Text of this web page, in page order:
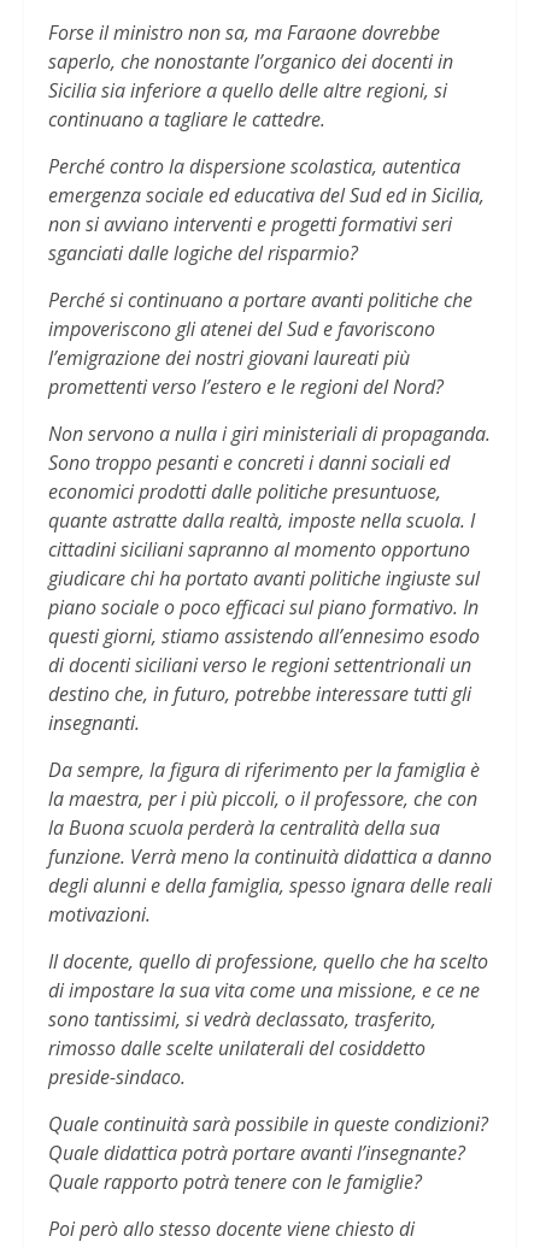
Forse il ministro non sa, ma Faraone dovrebbe
saperlo, che nonostante l’organico dei docenti in
Sicilia sia inferiore a quello delle altre regioni, si
continuano a tagliare le cattedre.
Perché contro la dispersione scolastica, autentica
emergenza sociale ed educativa del Sud ed in Sicilia,
non si avviano interventi e progetti formativi seri
sganciati dalle logiche del risparmio?
Perché si continuano a portare avanti politiche che
impoveriscono gli atenei del Sud e favoriscono
l’emigrazione dei nostri giovani laureati più
promettenti verso l’estero e le regioni del Nord?
Non servono a nulla i giri ministeriali di propaganda.
Sono troppo pesanti e concreti i danni sociali ed
economici prodotti dalle politiche presuntuose,
quante astratte dalla realtà, imposte nella scuola. I
cittadini siciliani sapranno al momento opportuno
giudicare chi ha portato avanti politiche ingiuste sul
piano sociale o poco efficaci sul piano formativo. In
questi giorni, stiamo assistendo all’ennesimo esodo
di docenti siciliani verso le regioni settentrionali un
destino che, in futuro, potrebbe interessare tutti gli
insegnanti.
Da sempre, la figura di riferimento per la famiglia è
la maestra, per i più piccoli, o il professore, che con
la Buona scuola perderà la centralità della sua
funzione. Verrà meno la continuità didattica a danno
degli alunni e della famiglia, spesso ignara delle reali
motivazioni.
Il docente, quello di professione, quello che ha scelto
di impostare la sua vita come una missione, e ce ne
sono tantissimi, si vedrà declassato, trasferito,
rimosso dalle scelte unilaterali del cosiddetto
preside-sindaco.
Quale continuità sarà possibile in queste condizioni?
Quale didattica potrà portare avanti l’insegnante?
Quale rapporto potrà tenere con le famiglie?
Poi però allo stesso docente viene chiesto di